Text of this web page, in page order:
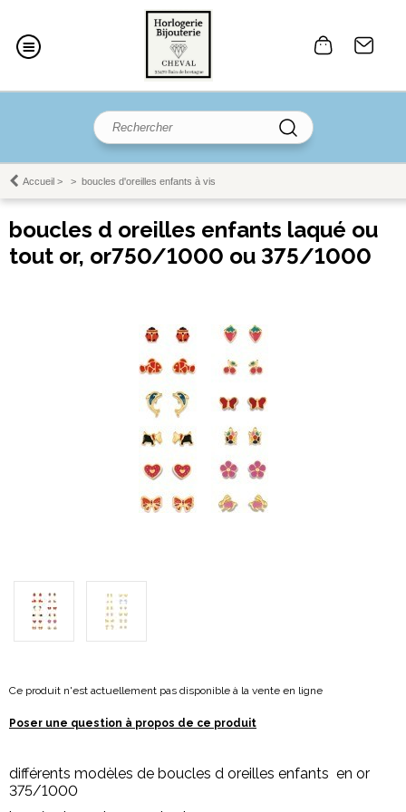
Accueil > > boucles d'oreilles enfants à vis
boucles d oreilles enfants laqué ou
tout or, or750/1000 ou 375/1000
Ce produit n'est actuellement pas disponible à la vente en ligne
Poser une question à propos de ce produit
différents modèles de boucles d oreilles enfants en or
375/1000